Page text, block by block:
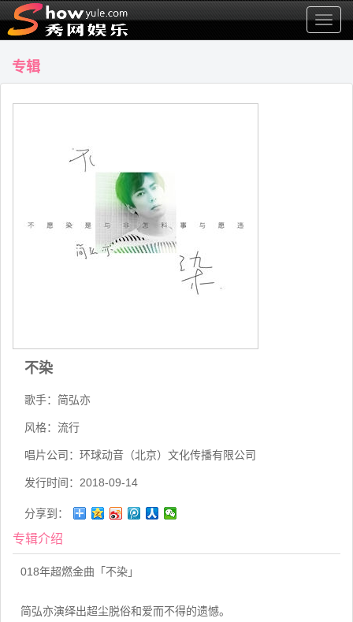
显
示
专辑
不染
歌手： 简弘亦
风格： 流行
唱片公司： 环球动音（北京）文化传播有限公司
发行时间： 2018-09-14
分享到：
专辑介绍
018年超燃金曲「不染」
简弘亦演绎出超尘脱俗和爱而不得的遗憾。